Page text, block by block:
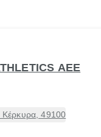
ΑΕΕ
49100